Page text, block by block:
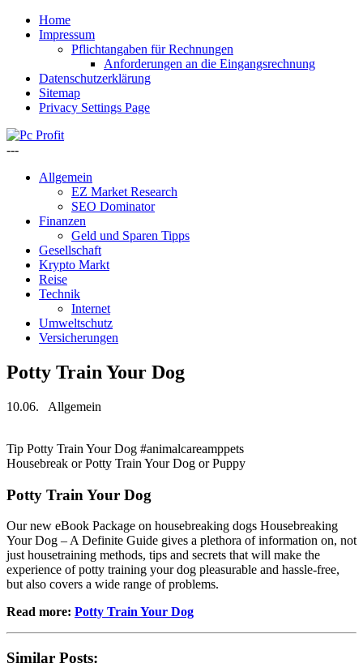
Home
Impressum
Pflichtangaben für Rechnungen
Anforderungen an die Eingangsrechnung
Datenschutzerklärung
Sitemap
Privacy Settings Page
---
Allgemein
EZ Market Research
SEO Dominator
Finanzen
Geld und Sparen Tipps
Gesellschaft
Krypto Markt
Reise
Technik
Internet
Umweltschutz
Versicherungen
Potty Train Your Dog
10.06. Allgemein
Tip Potty Train Your Dog #animalcareamppets
Housebreak or Potty Train Your Dog or Puppy
Potty Train Your Dog
Our new eBook Package on housebreaking dogs Housebreaking
Your Dog – A Definite Guide gives a plethora of information on, not
just housetraining methods, tips and secrets that will make the
experience of potty training your dog pleasurable and hassle-free,
but also covers a wide range of problems.
Read more: Potty Train Your Dog
Similar Posts: